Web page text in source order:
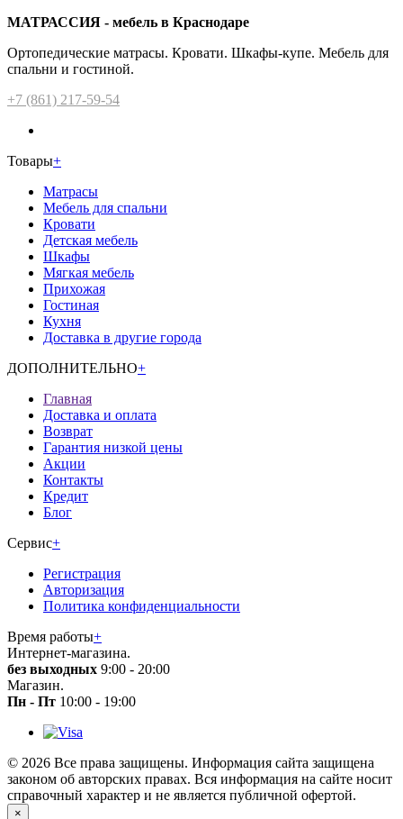
МАТРАССИЯ - мебель в Краснодаре
Ортопедические матрасы. Кровати. Шкафы-купе. Мебель для
спальни и гостиной.
+7 (861) 217-59-54
Товары+
Матрасы
Мебель для спальни
Кровати
Детская мебель
Шкафы
Мягкая мебель
Прихожая
Гостиная
Кухня
Доставка в другие города
ДОПОЛНИТЕЛЬНО+
Главная
Доставка и оплата
Возврат
Гарантия низкой цены
Акции
Контакты
Кредит
Блог
Сервис+
Регистрация
Авторизация
Политика конфиденциальности
Время работы+
Интернет-магазина.
без выходных 9:00 - 20:00
Магазин.
Пн - Пт 10:00 - 19:00
© 2026 Все права защищены. Информация сайта защищена
законом об авторских правах. Вся информация на сайте носит
справочный характер и не является публичной офертой.
×